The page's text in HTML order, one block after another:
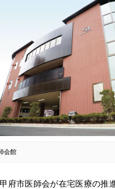
会館
府市医師会が在宅医療の推